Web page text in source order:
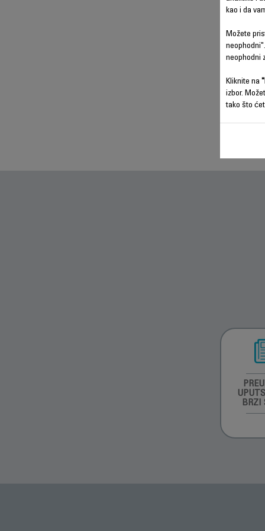
BRZI
kao i da
Možete
neophodni
Kliknite na
izbor.
tako što